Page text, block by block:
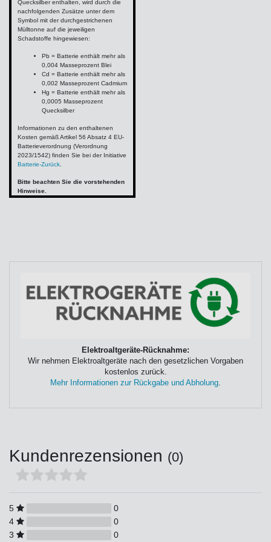
Quecksilber enthalten, wird durch die
nachfolgenden Zusätze unter dem
Symbol mit der durchgestrichenen
Mülltonne auf die jeweiligen
Schadstoffe hingewiesen:
Pb = Batterie enthält mehr als
0,004 Masseprozent Blei
Cd = Batterie enthält mehr als
0,002 Masseprozent Cadmium
Hg = Batterie enthält mehr als
0,0005 Masseprozent
Quecksilber
Informationen zu den enthaltenen
Kosten gemäß Artikel 56 Absatz 4 EU-
Batterieverordnung (Verordnung
2023/1542) finden Sie bei der Initiative
Batterie-Zurück
Bitte beachten Sie die vorstehenden
Hinweise.
Elektroaltgeräte-Rücknahme:
Wir nehmen Elektroaltgeräte nach den gesetzlichen Vorgaben
kostenlos zurück.
Mehr Informationen zur Rückgabe und Abholung.
Kundenrezensionen (0)
5
0
4
0
3
0